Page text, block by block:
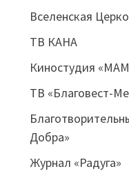
Вселенская
ТВ КАНА
Киностудия
ТВ «Благовест-
Добра»
Журнал «Радуга»